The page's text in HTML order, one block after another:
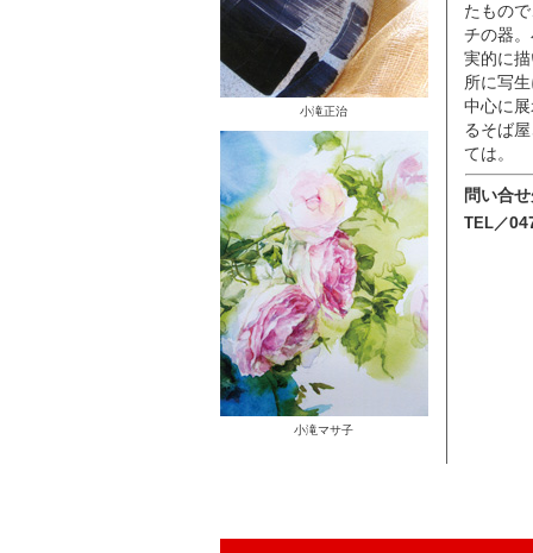
小滝正治
小滝マサ子
たもの
チの器
実的に
所に写
中心に
るそば
ては。
問い合
TEL／